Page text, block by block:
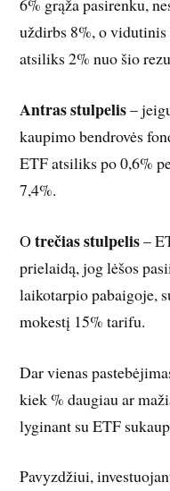
6% grąža pasirenku,
uždirbs 8%, o
atsiliks 2% nuo šio
Antras stulpelis–
kaupimo bendrovės
ETF atsiliks po 0,6%
7,4%.
Otrečias stulpelis–
prielaidą, jog lėšos
laikotarpio pabaigoje,
mokestį 15% tarifu.
Dar vienas
kiek % daugiau ar
lyginant su ETF
Pavyzdžiui,